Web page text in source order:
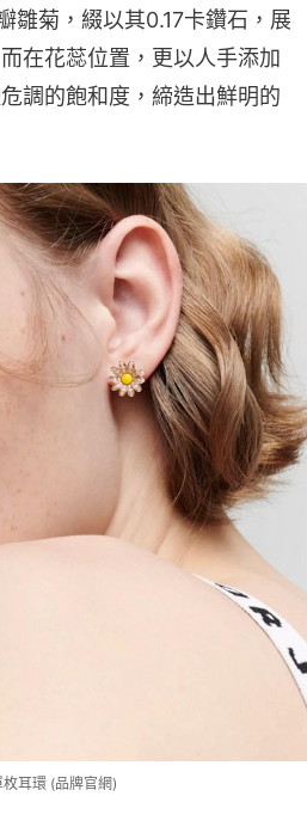
雛菊，綴以其0.17卡鑽石，展
在花蕊位置，更以人手添加
調的飽和度，締造出鮮明的
耳環 (品牌官網)